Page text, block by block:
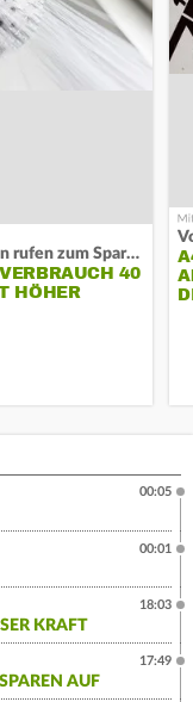
Kommunen rufen zum Sparen auf
40
HÖHER
00:05
00:01
KRAFT
18:03
AUF
17:49